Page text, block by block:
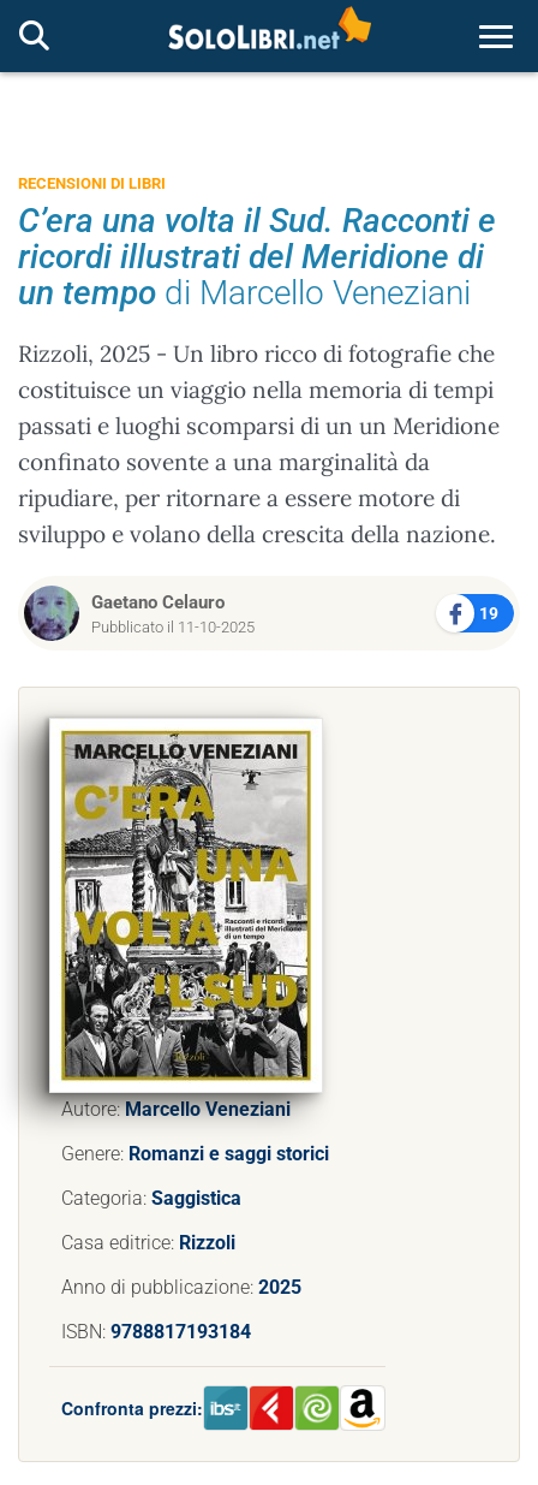
RECENSIONI DI LIBRI
C’era una volta il Sud. Racconti e
ricordi illustrati del Meridione di
un tempo di Marcello Veneziani
Rizzoli, 2025 - Un libro ricco di fotografie che
costituisce un viaggio nella memoria di tempi
passati e luoghi scomparsi di un un Meridione
confinato sovente a una marginalità da
ripudiare, per ritornare a essere motore di
sviluppo e volano della crescita della nazione.
Gaetano Celauro
Pubblicato il 11-10-2025
19
Autore:Marcello Veneziani
Genere: Romanzi e saggi storici
Categoria: Saggistica
Casa editrice: Rizzoli
Anno di pubblicazione: 2025
ISBN: 9788817193184
Confronta prezzi: